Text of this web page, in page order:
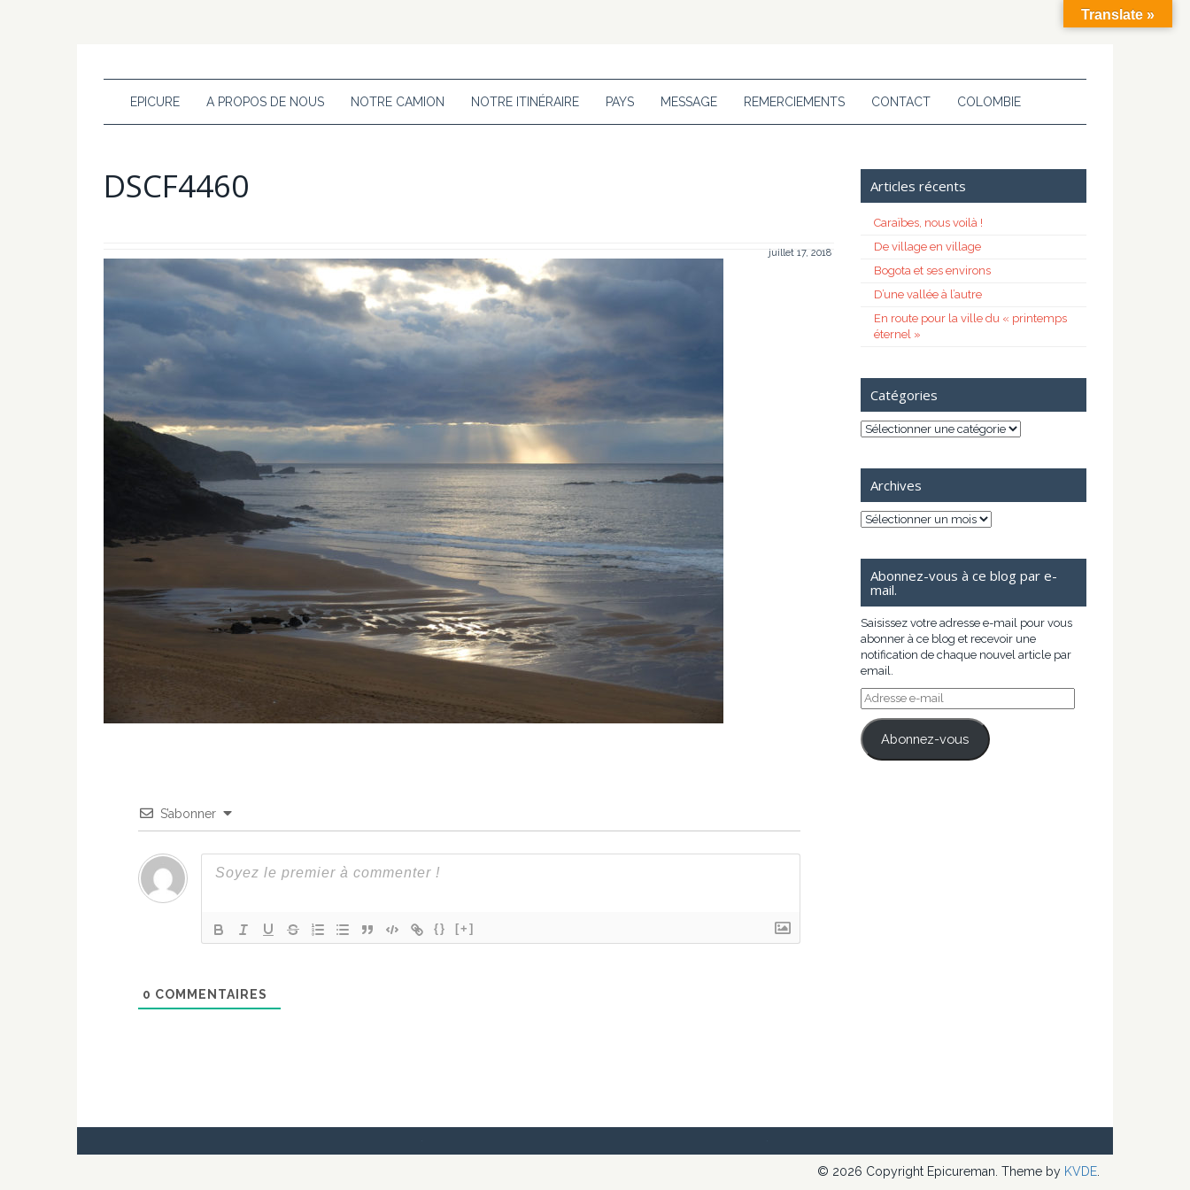
EPICURE A PROPOS DE NOUS NOTRE CAMION NOTRE ITINÉRAIRE PAYS MESSAGE REMERCIEMENTS CONTACT COLOMBIE
DSCF4460
juillet 17, 2018
S’abonner
{} [+]
0 COMMENTAIRES
Articles récents
Caraïbes, nous voilà !
De village en village
Bogota et ses environs
D’une vallée à l’autre
En route pour la ville du « printemps
éternel »
Catégories
Catégories
Archives
Archives
Abonnez-vous à ce blog par e-
mail.
Saisissez votre adresse e-mail pour vous
abonner à ce blog et recevoir une
notification de chaque nouvel article par
email.
Adresse
e-
mail
Abonnez-vous
© 2026 Copyright Epicureman. Theme by KVDE
Translate »